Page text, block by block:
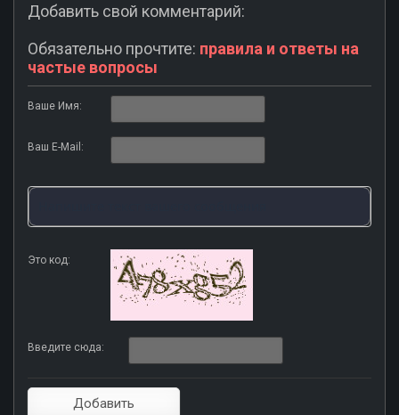
Добавить свой комментарий:
Обязательно прочтите: правила и ответы на
частые вопросы
Ваше Имя:
Ваш E-Mail:
Это код:
Введите сюда: